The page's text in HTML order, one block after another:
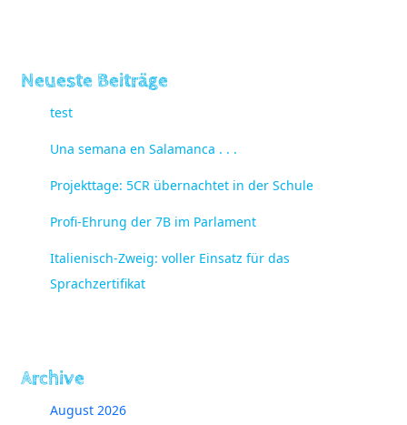
Neueste Beiträge
test
Una semana en Salamanca . . .
Projekttage: 5CR übernachtet in der Schule
Profi-Ehrung der 7B im Parlament
Italienisch-Zweig: voller Einsatz für das
Sprachzertifikat
Archive
August 2026